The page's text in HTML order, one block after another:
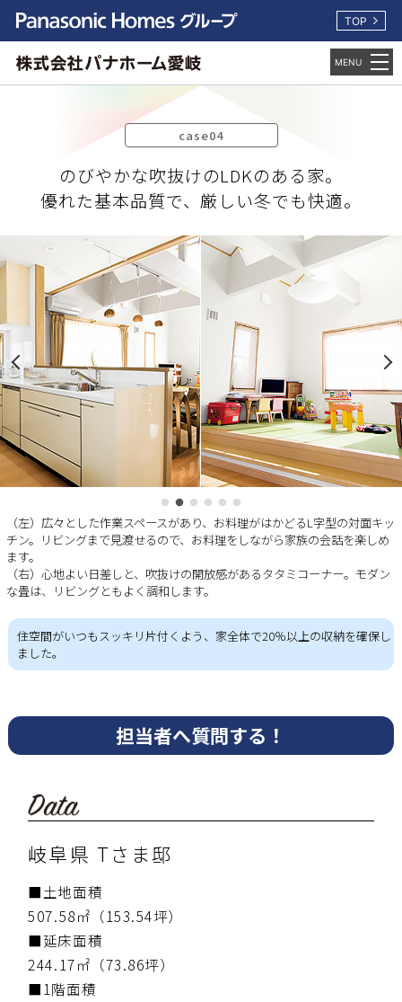
TOP
case04
のびやかな吹抜けのLDKのある家。
優れた基本品質で、厳しい冬でも快適。
（左）広々とした作業スペースがあり、お料理がはかどるL字型の対面キッ
チン。リビングまで見渡せるので、お料理をしながら家族の会話を楽しめ
ます。
（右）心地よい日差しと、吹抜けの開放感があるタタミコーナー。モダン
な畳は、リビングともよく調和します。
住空間がいつもスッキリ片付くよう、家全体で20％以上の収納を確保し
ました。
担当者へ質問する！
岐阜県 Tさま邸
■土地面積
507.58㎡（153.54坪）
■延床面積
244.17㎡（73.86坪）
■1階面積